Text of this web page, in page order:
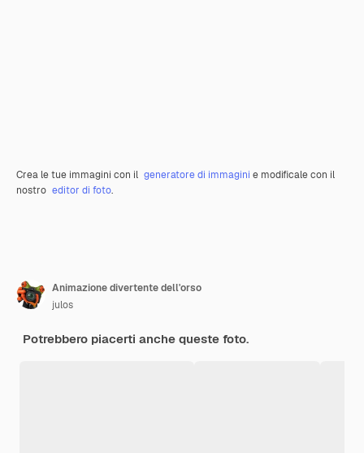
Crea le tue immagini con il generatore di immagini e modificale con il
nostro editor di foto.
Animazione divertente dell'orso
julos
Potrebbero piacerti anche queste foto.